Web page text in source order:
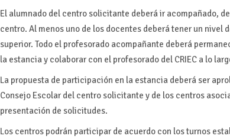
El alumnado del centro solicitante deberá ir acompañado,
centro. Al menos uno de los docentes deberá tener un
superior. Todo el profesorado acompañante deberá
la estancia y colaborar con el profesorado del CRIEC a lo
La propuesta de participación en la estancia deberá ser
Consejo Escolar del centro solicitante y de los centros
presentación de solicitudes.
Los centros podrán participar de acuerdo con los turnos